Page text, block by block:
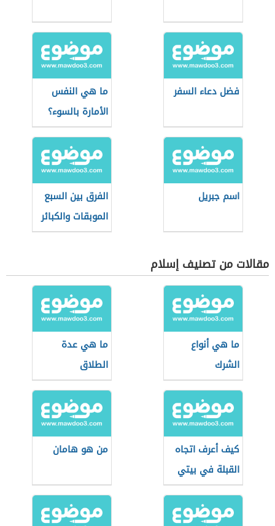
فضل دعاء السفر
ما هي النفس
الأمارة بالسوء؟
اسم جبريل
الفرق بين السبع
الموبقات والكبائر
مقالات من تصنيف إسلام
ما هي أنواع
الشرك
ما هي عدة
الطلاق
كيف أعرف اتجاه
القبلة في بيتي
من هو هامان